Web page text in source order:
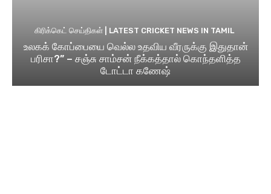
கிரிக்கெட் செய்திகள் | LATEST CRICKET NEWS IN TAMIL
உலகக் கோப்பையை வெல்ல உதவிய வீரருக்கு இதுதான்
பரிசா?” – சஞ்சு சாம்சன் நீக்கத்தால் கொந்தளித்த
டோட்டா கணேஷ்